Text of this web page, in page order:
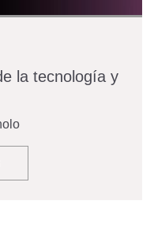
la tecnología y